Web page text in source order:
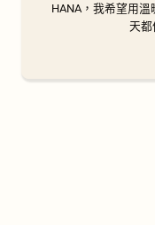
HANA，我希望用
天都